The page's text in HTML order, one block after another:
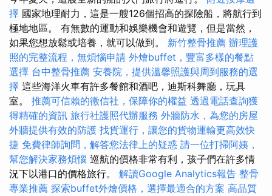
擇 國家地理耐力，這是一艘126個招高的探險船，將航行到
極地地區。 有無數的運動和娛樂機會和遊覽，但是當然，
如​​果您想放鬆或培養，就可以做到。 新竹整骨推薦 辦理護
照的完整流程，無煩惱申請 外燴buffet，豐富多樣的餐點
選擇 台中整骨推薦 安養院，提供溫馨照護與周到服務的選
擇 這些海洋火車有許多餐館和酒吧，迪斯科舞廳，玩具
室。 推薦可信賴的徵信社，保障你的權益 透過電話查詢獲
得精確的資訊 旅行社護照代辦服務 外牆防水，為您的房屋
外牆提供有效的防護 找貨運行，讓您的貨物運輸更高效快
捷 免費律師詢問，解答您法律上的疑惑 請一位打掃阿姨，
幫您解決家務煩惱 巡航的價格非常有利，孩子們在許多情
況下以港口的價格旅行。 解讀Google Analytics報告 整骨
專業推薦 探索buffet外燴價格，選擇最適合的方案 高品質